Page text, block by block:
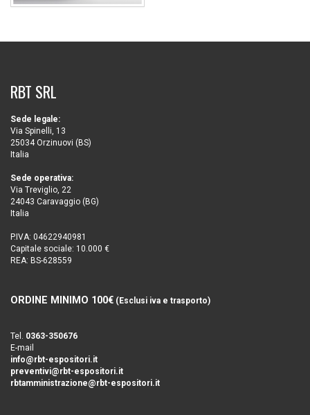
RBT SRL
Sede legale:
Via Spinelli, 13
25034 Orzinuovi (BS)
Italia
Sede operativa:
Via Treviglio, 22
24043 Caravaggio (BG)
Italia
P.IVA: 04622940981
Capitale sociale: 10.000 €
REA: BS-628559
ORDINE MINIMO 100€ (Esclusi iva e trasporto)
Tel. 0363-350676
E-mail
info@rbt-espositori.it
preventivi@rbt-espositori.it
rbtamministrazione@rbt-espositori.it